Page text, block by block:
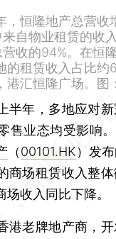
，恒隆地产总营收
自物业租赁的收
收的94%。在恒
的租赁收入占比约
港汇恒隆广场。图
上半年，多地应对
售业态均受影响
（00101.HK）发
商场租赁收入整
收入同比下降。
老牌地产商，开